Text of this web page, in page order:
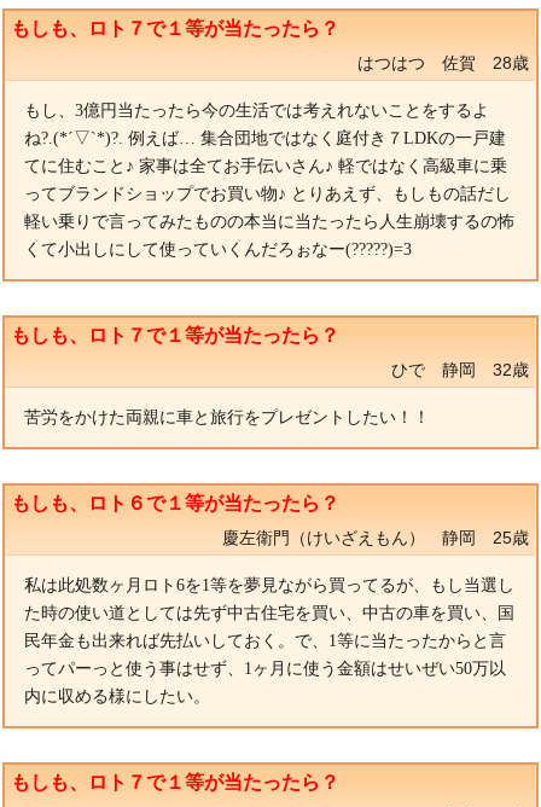
もしも、ロト７で１等が当たったら？
はつはつ 佐賀 28歳
もし、3億円当たったら今の生活では考えれないことをするよ
ね?.(*´▽`*)?. 例えば… 集合団地ではなく庭付き７LDKの一戸建
てに住むこと♪ 家事は全てお手伝いさん♪ 軽ではなく高級車に乗
ってブランドショップでお買い物♪ とりあえず、もしもの話だし
軽い乗りで言ってみたものの本当に当たったら人生崩壊するの怖
くて小出しにして使っていくんだろぉなー(?????)=3
もしも、ロト７で１等が当たったら？
ひで 静岡 32歳
苦労をかけた両親に車と旅行をプレゼントしたい！！
もしも、ロト６で１等が当たったら？
慶左衛門（けいざえもん） 静岡 25歳
私は此処数ヶ月ロト6を1等を夢見ながら買ってるが、もし当選し
た時の使い道としては先ず中古住宅を買い、中古の車を買い、国
民年金も出来れば先払いしておく。で、1等に当たったからと言
ってパーっと使う事はせず、1ヶ月に使う金額はせいぜい50万以
内に収める様にしたい。
もしも、ロト７で１等が当たったら？